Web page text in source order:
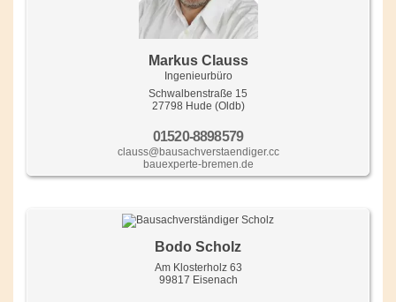
Markus Clauss
Ingenieurbüro
Schwalbenstraße 15
27798 Hude (Oldb)
01520-8898579
clauss@bausachverstaendiger.cc
bauexperte-bremen.de
Bodo Scholz
Am Klosterholz 63
99817 Eisenach